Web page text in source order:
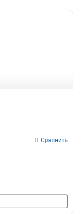
Сравнить